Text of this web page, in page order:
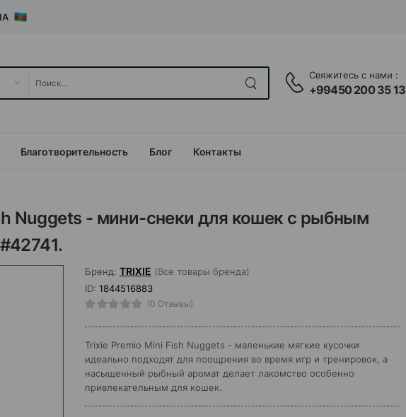
Свяжитесь с нами :
+99450 200 35 13
Благотворительность Блог Контакты
Nuggets - мини-снеки для кошек с рыбным
Бренд: TRIXIE (Все товары бренда)
ID: 1844516883
(0 Отзывы)
Trixie Premio Mini Fish Nuggets - маленькие мягкие кусочки
идеально подходят для поощрения во время игр и тренировок, а
насыщенный рыбный аромат делает лакомство особенно
привлекательным для кошек.